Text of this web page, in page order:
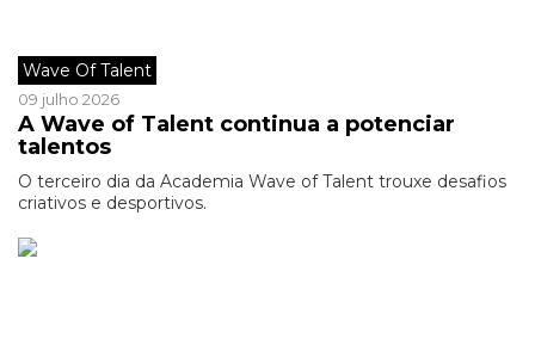
Wave Of Talent
09 julho 2026
A Wave of Talent continua a potenciar
talentos
O terceiro dia da Academia Wave of Talent trouxe desafios
criativos e desportivos.